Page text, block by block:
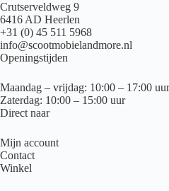
Crutserveldweg 9
6416 AD Heerlen
+31 (0) 45 511 5968
info@scootmobielandmore.nl
Openingstijden
Maandag – vrijdag: 10:00 – 17:00 uur
Zaterdag: 10:00 – 15:00 uur
Direct naar
Mijn account
Contact
Winkel